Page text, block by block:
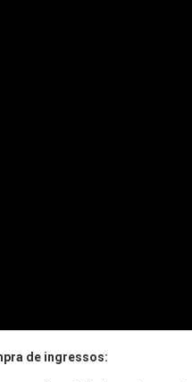
de ingressos: